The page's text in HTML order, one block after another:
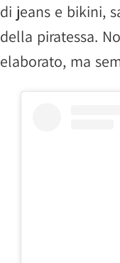
di jeans e bikini,
della piratessa.
elaborato, ma